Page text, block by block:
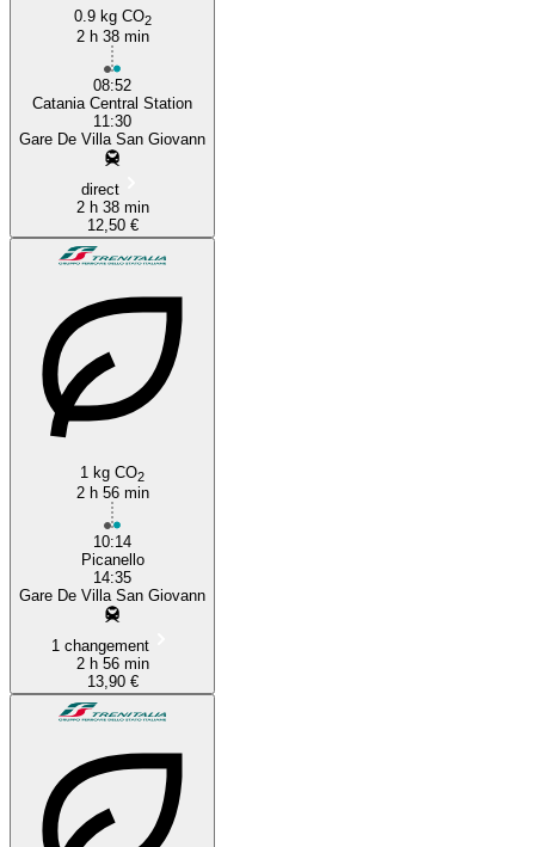
0.9 kg CO2
2 h 38 min
08:52
Catania Central Station
11:30
Gare De Villa San Giovann
direct
2 h 38 min
12,50 €
1 kg CO2
2 h 56 min
10:14
Picanello
14:35
Gare De Villa San Giovann
1 changement
2 h 56 min
13,90 €